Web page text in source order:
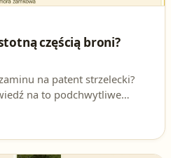
częścią broni?
na patent strzelecki?
na to podchwytliwe
część broni palnej.
i dowiedz się więcej!